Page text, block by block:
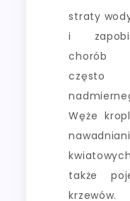
straty
i
chorób
Węże
także
krzewów.